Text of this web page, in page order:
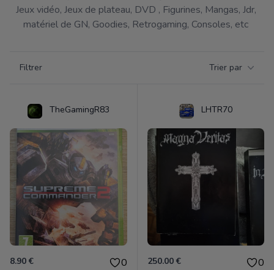
Jeux vidéo, Jeux de plateau, DVD , Figurines, Mangas, Jdr,
matériel de GN, Goodies, Retrogaming, Consoles, etc
Filtrer Trier par
TheGamingR83
8.90 € 0
LHTR70
250.00 € 0